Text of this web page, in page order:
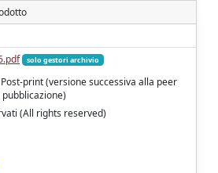
solo gestori archivio
print (versione successiva alla peer
(All rights reserved)